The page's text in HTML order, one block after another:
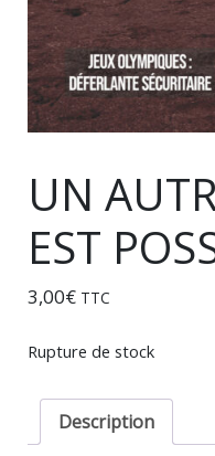
UN
EST
3,00€ TTC
Rupture de stock
Description